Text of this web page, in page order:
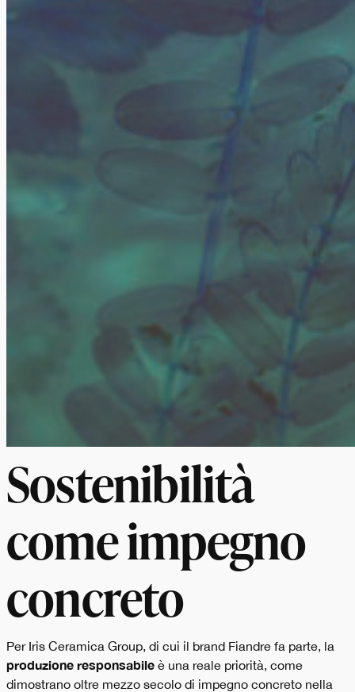
Sostenibilità
come impegno
concreto
Per Iris Ceramica Group, di cui il brand Fiandre fa parte, la
produzione responsabile è una reale priorità, come
dimostrano oltre mezzo secolo di impegno concreto nella